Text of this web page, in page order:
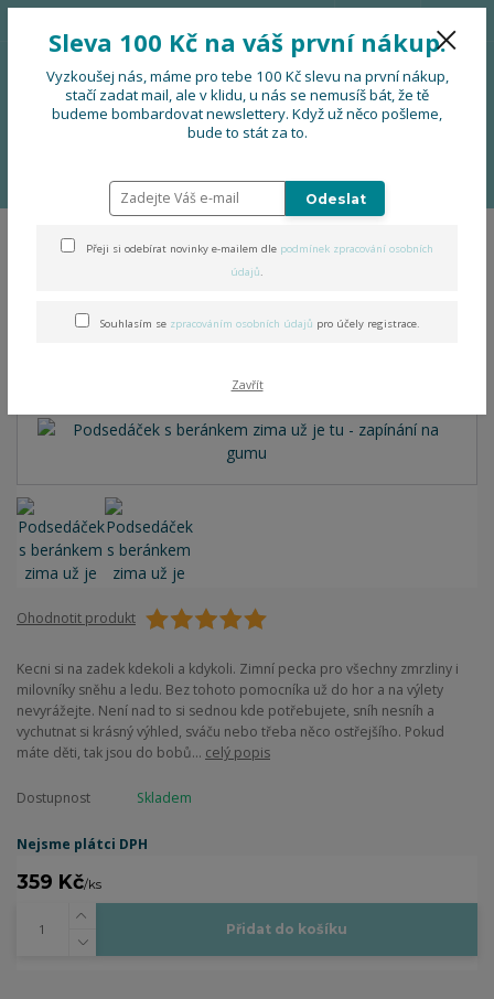
Menu
0 Kč
zapínání na gumu
Podsedáček s beránkem
zima už je tu - zapínání na
Ohodnotit produkt
Kecni si na zadek kdekoli a kdykoli. Zimní pecka pro všechny zmrzliny i
milovníky sněhu a ledu. Bez tohoto pomocníka už do hor a na výlety
nevyrážejte. Není nad to si sednou kde potřebujete, sníh nesníh a
vychutnat si krásný výhled, sváču nebo třeba něco ostřejšího. Pokud
máte děti, tak jsou do bobů... celý popis
Dostupnost Skladem
Nejsme plátci DPH
359 Kč/ks
Přidat do košíku
Sleva 100 Kč na váš první nákup.
Vyzkoušej nás, máme pro tebe 100 Kč slevu na první nákup,
stačí zadat mail, ale v klidu, u nás se nemusíš bát, že tě
budeme bombardovat newslettery. Když už něco pošleme,
bude to stát za to.
Odeslat
Přeji si odebírat novinky e-mailem dle podmínek zpracování osobních
údajů.
Souhlasím se zpracováním osobních údajů pro účely registrace.
Zavřít